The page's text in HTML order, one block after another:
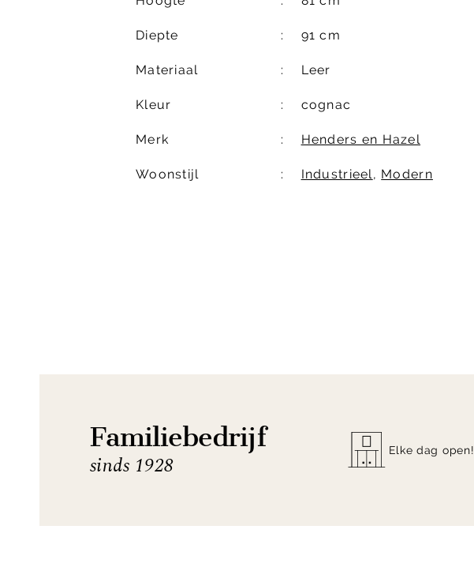
Diepte 91 cm
Materiaal Leer
Kleur cognac
Merk Henders en Hazel
Woonstijl Industrieel, Modern
Familiebedrijf
sinds 1928
Elke dag open!